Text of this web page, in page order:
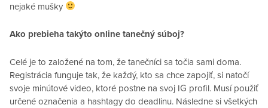
nejaké mušky
Ako prebieha takýto online tanečný súboj?
Celé je to založené na tom, že tanečníci sa točia sami doma.
Registrácia funguje tak, že každý, kto sa chce zapojiť, si natočí
svoje minútové video, ktoré postne na svoj IG profil. Musí použiť
určené označenia a hashtagy do deadlinu. Následne si všetkých